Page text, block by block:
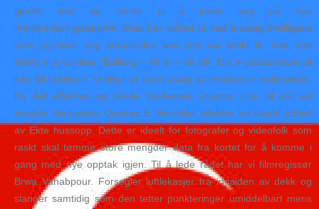
gjerne ikke de første til å kaste seg på nye
markedsføringstrender. Man har måttet ta ned kunstig intelligens
som oppfører seg annerledes ann den var tenkt til. Vær den
første til å vurdere “Ballong – 40 år – 10 stk” Din e-postadresse vil
ikke bli publisert. Vi tilbyr et stort utvalg av Vredestein helårsdekk,
fra det effektive og solide Vredestein Quatrac Lite, til det vel
ansette Vredestein Quatrac 5. Hvordan utbedre en skade påført
av Ekte hussopp. Dette er ideelt for fotografer og videofolk som
raskt skal tømme store mengder data fra kortet for å komme i
gang med nye opptak igjen. Til å lede rådet har vi filmregissør
Brwa Vahabpour. Forsegler luftlekasjer fra innsiden av dekk og
slanger samtidig som den tetter punkteringer umiddelbart mens